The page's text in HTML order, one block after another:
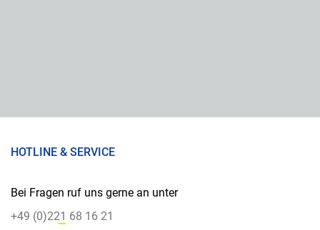
HOTLINE & SERVICE
Bei Fragen ruf uns gerne an unter
+49 (0)221 68 16 21